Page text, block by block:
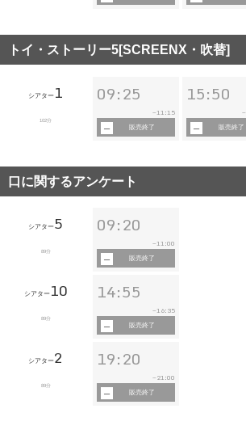
トイ・ストーリー5[SCREENX・吹替]
シアター 1
102分
09:25
~ 11:15
販売終了
15:50
~
販売終了
口に関するアンケート
シアター5
89分
09:20
~11:00
販売終了
シアター10
89分
14:55
~16:35
販売終了
シアター2
89分
19:20
~ 21:00
販売終了